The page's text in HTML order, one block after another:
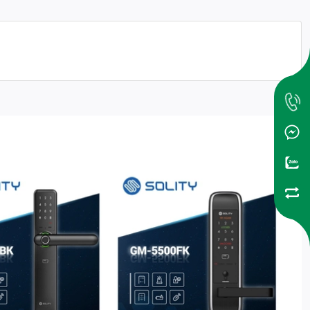
100 vân tay khác nhau và 100 thẻ từ.
và áp suất. Nhờ sử dụng công nghệ này mà khóa cửa
báo hỏa hoạn.
tính năng mã số ảo để tăng cường độ bảo mật thông tin.
có thể mở cửa ở bất kỳ nơi đâu hoặc cấp quyền truy cập